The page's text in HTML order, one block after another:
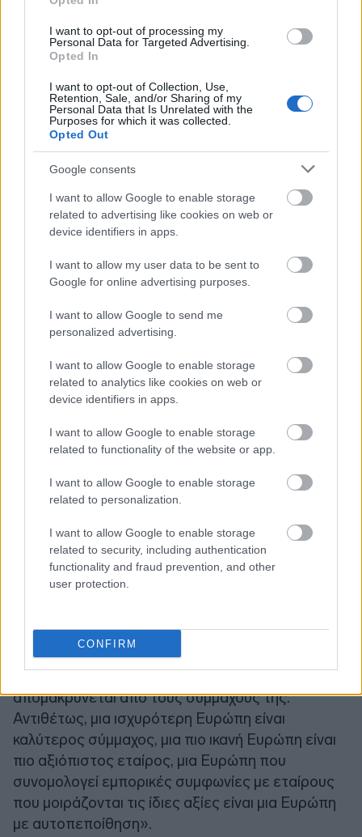
I want to opt-out of processing my
Personal Data for Targeted Advertising.
Opted In
I want to opt-out of Collection, Use,
Retention, Sale, and/or Sharing of my
Personal Data that Is Unrelated with the
Purposes for which it was collected.
Opted Out
Google consents
I want to allow Google to enable storage
related to advertising like cookies on web or
device identifiers in apps.
I want to allow my user data to be sent to
Google for online advertising purposes.
I want to allow Google to send me
personalized advertising.
I want to allow Google to enable storage
related to analytics like cookies on web or
device identifiers in apps.
I want to allow Google to enable storage
related to functionality of the website or app.
I want to allow Google to enable storage
related to personalization.
I want to allow Google to enable storage
related to security, including authentication
functionality and fraud prevention, and other
user protection.
CONFIRM
Δεύτερον, η Ευρώπη πρέπει να αντιμετωπίσει
με σοβαρότητα το ζήτημα της ασφάλειας, με την
ευρύτερη έννοια του όρου. Ο πόλεμος της
ψευδαίσθηση ότι η ειρήνη στην ήπειρό μας ίσχυε
αξιωματικά και δεν θα αμφισβητούνταν ποτέ.
Ωστόσο, η ασφάλεια σήμερα εκτείνεται πολύ
πέρα από την άμυνα. Περιλαμβάνει την ενέργεια,
την ανθεκτικότητα στον κυβερνοχώρο, τα
σύνορα, τις κρίσιμες υποδομές, την τεχνολογία,
τις εφοδιαστικές αλυσίδες και την προστασία των
μπορεί να προστατεύσει τον εαυτό της δεν
μπορεί να είναι πλήρως κυρίαρχη», υπογράμμισε
και προσέθεσε:
Τρίτον, η Ευρώπη πρέπει να οικοδομήσει
πραγματική στρατηγική αυτονομία. Η στρατηγική
φορές στο Συμβούλιο, δεν σημαίνει απομόνωση,
δεν σημαίνει προστατευτισμό, δεν σημαίνει
αντιαμερικανισμό. Δεν σημαίνει ότι η Ευρώπη
απομακρύνεται από τους συμμάχους της.
Αντιθέτως, μια ισχυρότερη Ευρώπη είναι
καλύτερος σύμμαχος, μια πιο ικανή Ευρώπη είναι
πιο αξιόπιστος εταίρος, μια Ευρώπη που
συνομολογεί εμπορικές συμφωνίες με εταίρους
που μοιράζονται τις ίδιες αξίες είναι μια Ευρώπη
με αυτοπεποίθηση».